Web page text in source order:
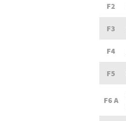
F2
F3
F4
F5
F6 A